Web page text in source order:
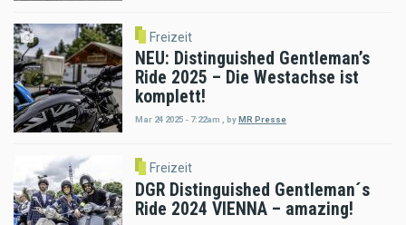
Freizeit
NEU: Distinguished Gentleman’s
Ride 2025 – Die Westachse ist
komplett!
Mar 24 2025 - 7:22am byMR Presse
Freizeit
DGR Distinguished Gentleman´s
Ride 2024 VIENNA – amazing!